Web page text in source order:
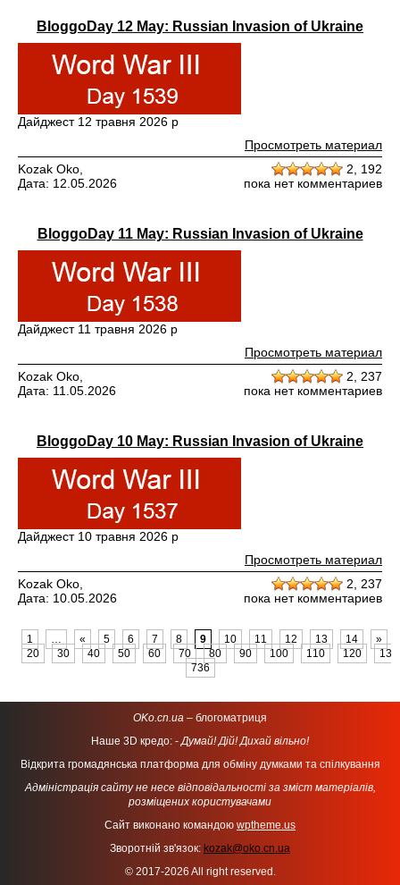
BloggoDay 12 May: Russian Invasion of Ukraine
Дайджест 12 травня 2026 р
Просмотреть материал
Kozak Oko,
Дата: 12.05.2026
2, 192
пока нет комментариев
BloggoDay 11 May: Russian Invasion of Ukraine
Дайджест 11 травня 2026 р
Просмотреть материал
Kozak Oko,
Дата: 11.05.2026
2, 237
пока нет комментариев
BloggoDay 10 May: Russian Invasion of Ukraine
Дайджест 10 травня 2026 р
Просмотреть материал
Kozak Oko,
Дата: 10.05.2026
2, 237
пока нет комментариев
1 … « 5 6 7 8 9 10 11 12 13 14
»
20
30 40 50 60 70 80 90 100 110 120
130
736
OKo.cn.ua – блогоматриця
Наше 3D кредо: -Думай! Дій! Дихай вільно!
Відкрита громадянська платформа для обміну думками та спілкування
Адміністрація сайту не несе відповідальності за зміст матеріалів,
розміщених користувачами
Сайт виконано командою wptheme.us
Зворотній зв'язок: kozak@oko.cn.ua
© 2017-2026 All right reserved.